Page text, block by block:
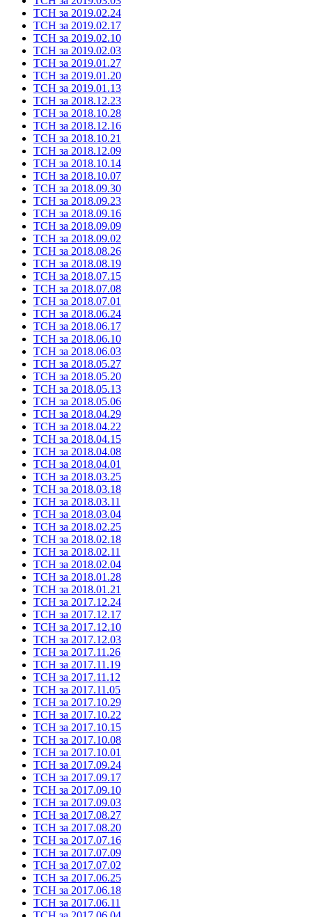
ТСН за 2019.02.24
ТСН за 2019.02.17
ТСН за 2019.02.10
ТСН за 2019.02.03
ТСН за 2019.01.27
ТСН за 2019.01.20
ТСН за 2019.01.13
ТСН за 2018.12.23
ТСН за 2018.10.28
ТСН за 2018.12.16
ТСН за 2018.10.21
ТСН за 2018.12.09
ТСН за 2018.10.14
ТСН за 2018.10.07
ТСН за 2018.09.30
ТСН за 2018.09.23
ТСН за 2018.09.16
ТСН за 2018.09.09
ТСН за 2018.09.02
ТСН за 2018.08.26
ТСН за 2018.08.19
ТСН за 2018.07.15
ТСН за 2018.07.08
ТСН за 2018.07.01
ТСН за 2018.06.24
ТСН за 2018.06.17
ТСН за 2018.06.10
ТСН за 2018.06.03
ТСН за 2018.05.27
ТСН за 2018.05.20
ТСН за 2018.05.13
ТСН за 2018.05.06
ТСН за 2018.04.29
ТСН за 2018.04.22
ТСН за 2018.04.15
ТСН за 2018.04.08
ТСН за 2018.04.01
ТСН за 2018.03.25
ТСН за 2018.03.18
ТСН за 2018.03.11
ТСН за 2018.03.04
ТСН за 2018.02.25
ТСН за 2018.02.18
ТСН за 2018.02.11
ТСН за 2018.02.04
ТСН за 2018.01.28
ТСН за 2018.01.21
ТСН за 2017.12.24
ТСН за 2017.12.17
ТСН за 2017.12.10
ТСН за 2017.12.03
ТСН за 2017.11.26
ТСН за 2017.11.19
ТСН за 2017.11.12
ТСН за 2017.11.05
ТСН за 2017.10.29
ТСН за 2017.10.22
ТСН за 2017.10.15
ТСН за 2017.10.08
ТСН за 2017.10.01
ТСН за 2017.09.24
ТСН за 2017.09.17
ТСН за 2017.09.10
ТСН за 2017.09.03
ТСН за 2017.08.27
ТСН за 2017.08.20
ТСН за 2017.07.16
ТСН за 2017.07.09
ТСН за 2017.07.02
ТСН за 2017.06.25
ТСН за 2017.06.18
ТСН за 2017.06.11